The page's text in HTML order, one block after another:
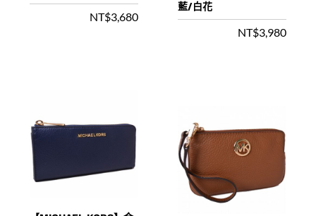
NT$3,680
藍/白花
NT$3,980